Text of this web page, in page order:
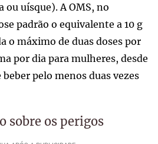
ou uísque). A OMS, no
padrão o equivalente a 10 g
o máximo de duas doses por
por dia para mulheres, desde
pelo menos duas vezes
sobre os perigos